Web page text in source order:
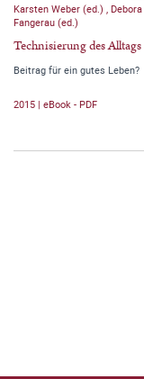
Karsten Weber (ed.)
Fangerau (ed.)
Technisierung des Alltags
Beitrag für ein gutes Leben?
2015 | eBook - PDF